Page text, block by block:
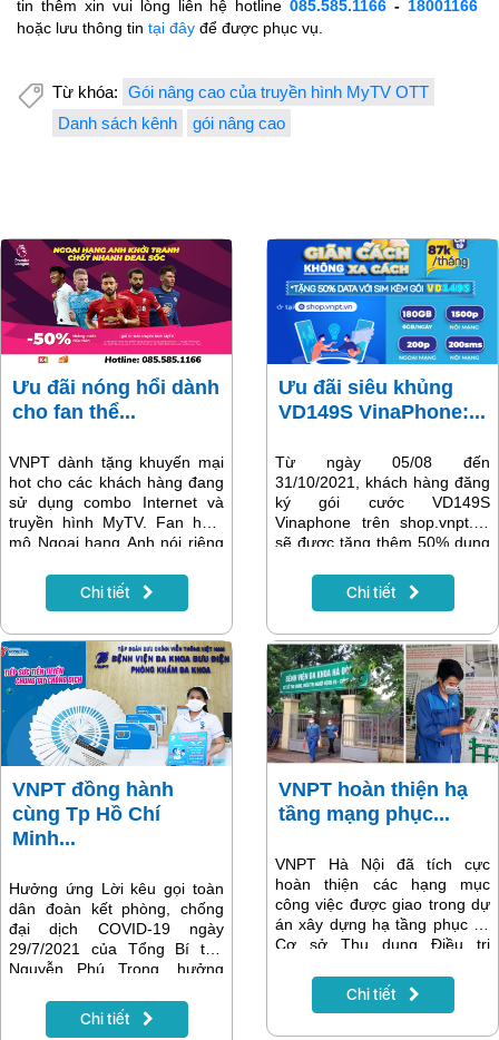
tin thêm xin vui lòng liên hệ hotline085.585.1166 -18001166
hoặc lưu thông tin tại đây để được phục vụ.
Từ khóa: Gói nâng cao của truyền hình MyTV OTT
Danh sách kênh
gói nâng cao
Ưu đãi nóng hổi dành
cho fan thể...
VNPT dành tặng khuyến mại
hot cho các khách hàng đang
sử dụng combo Internet và
truyền hình MyTV. Fan hâm
mộ Ngoại hạng Anh nói riêng
cơ hội thưởng thức trọn vẹn
các giải đấu thể thao đỉnh cao
cước ban đầu cực kỳ hấp dẫn.
Chi tiết
Ưu đãi siêu khủng
VD149S VinaPhone:...
Từ ngày 05/08 đến
31/10/2021, khách hàng đăng
ký gói cước VD149S
Vinaphone trên shop.vnpt.vn
sẽ được tặng thêm 50% dung
các thuê bao có thể an tâm
gọi thoại và sử dụng 3G/4G
quan tâm nhiều về cước phí.
Tổng số dung lượng lên đến
180GB. Với 520.000 đồng cho
6 tháng sử dụng bạn sẽ
không bao giờ phải lo nghĩ
đến việc dung lượng data đã
hết chưa? Tài khoản còn tiền
không? Hay để ý nạp thẻ.
Chi tiết
VNPT đồng hành
cùng Tp Hồ Chí
Minh...
Hưởng ứng Lời kêu gọi toàn
dân đoàn kết phòng, chống
đại dịch COVID-19 ngày
29/7/2021 của Tổng Bí thư
Nguyễn Phú Trọng, hưởng
biệt: “Cả nước đoàn kết,
chung sức, đồng lòng thi đua
Chi tiết
VNPT hoàn thiện hạ
tầng mạng phục...
VNPT Hà Nội đã tích cực
hoàn thiện các hạng mục
công việc được giao trong dự
án xây dựng hạ tầng phục vụ
Cơ sở Thu dung Điều trị
Chi tiết